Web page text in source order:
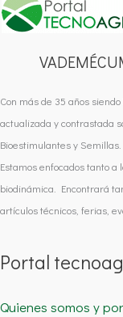
Con más de 35 años
actualizada y contrastada
Bioestimulantes y Semillas.
Estamos enfocados tanto
biodinámica. Encontrará
artículos técnicos, ferias,
Portal
Quienes somos y